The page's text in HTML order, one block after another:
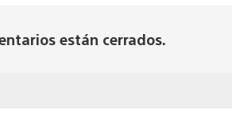
están cerrados.